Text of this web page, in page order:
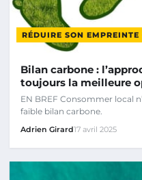
RÉDUIRE SON EMPREINTE
Bilan carbone :
toujours la meilleure
EN BREF Consommer local
faible bilan carbone.
Adrien Girard17 avril 2025